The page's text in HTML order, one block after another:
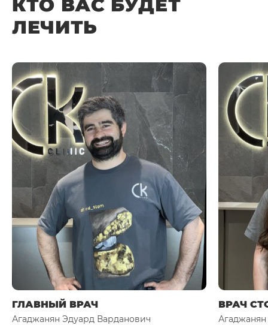
КТО ВАС БУДЕТ
ЛЕЧИТЬ
ГЛАВНЫЙ ВРАЧ
Агаджанян Эдуард Варданович
ВРАЧ